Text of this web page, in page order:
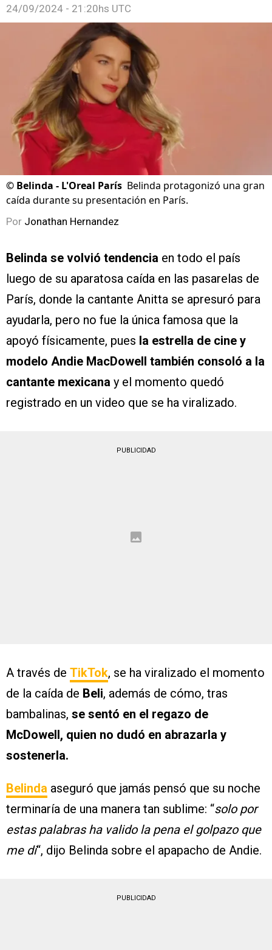
24/09/2024 - 21:20hs UTC
© Belinda - L'Oreal París Belinda protagonizó una gran
caída durante su presentación en París.
Por Jonathan Hernandez
Belinda se volvió tendencia en todo el país
luego de su aparatosa caída en las pasarelas de
París, donde la cantante Anitta se apresuró para
ayudarla, pero no fue la única famosa que la
apoyó físicamente, pues la estrella de cine y
modelo Andie MacDowell también consoló a la
cantante mexicana y el momento quedó
registrado en un video que se ha viralizado.
PUBLICIDAD
A través de TikTok, se ha viralizado el momento
de la caída de Beli, además de cómo, tras
bambalinas, se sentó en el regazo de
McDowell, quien no dudó en abrazarla y
sostenerla.
Belinda aseguró que jamás pensó que su noche
terminaría de una manera tan sublime: “solo por
estas palabras ha valido la pena el golpazo que
me di“, dijo Belinda sobre el apapacho de Andie.
PUBLICIDAD